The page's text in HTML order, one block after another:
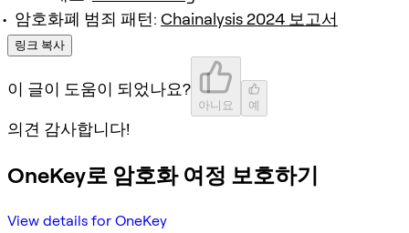
암호화폐 범죄 패턴: Chainalysis 2024 보고서
링크 복사
이 글이 도움이 되었나요?
아니요 예
의견 감사합니다!
OneKey로 암호화 여정 보호하기
View details for OneKey